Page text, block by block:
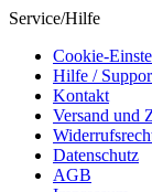
Service/Hilfe
Cookie-
Hilfe /
Kontakt
Versand und
Datenschutz
AGB